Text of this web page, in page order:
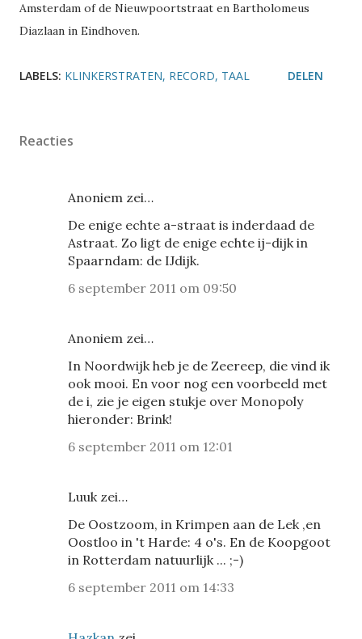
Amsterdam of de Nieuwpoortstraat en Bartholomeus
Diazlaan in Eindhoven.
LABELS: KLINKERSTRATEN RECORD TAAL DELEN
Reacties
Anoniem zei…
De enige echte a-straat is inderdaad de
Astraat. Zo ligt de enige echte ij-dijk in
Spaarndam: de IJdijk.
6 september 2011 om 09:50
Anoniem zei…
In Noordwijk heb je de Zeereep, die vind ik
ook mooi. En voor nog een voorbeeld met
de i, zie je eigen stukje over Monopoly
hieronder: Brink!
6 september 2011 om 12:01
Luuk zei…
De Oostzoom, in Krimpen aan de Lek ,en
Oostloo in 't Harde: 4 o's. En de Koopgoot
in Rotterdam natuurlijk ... ;-)
6 september 2011 om 14:33